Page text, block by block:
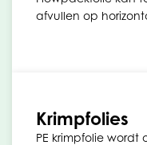
afvullen op
Krimpfolies
PE krimpfolie